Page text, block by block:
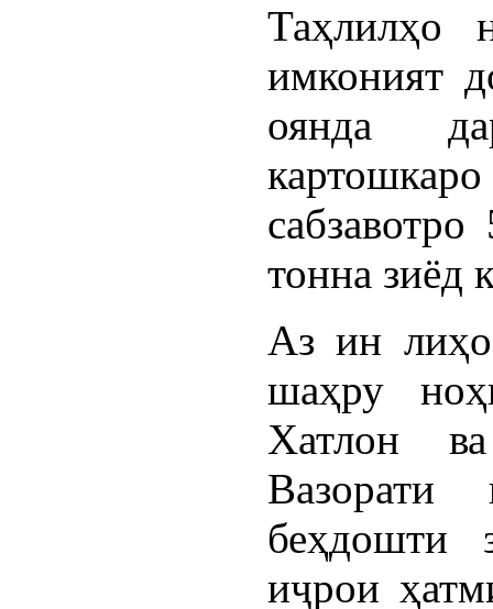
Таҳлилҳо
имконият
оянда
тонна зиёд
Аз ин
шаҳру
Хатлон
Вазорати
беҳдошти
иҷрои